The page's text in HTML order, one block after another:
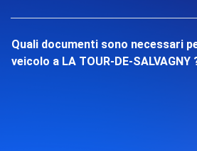
Quali documenti sono necessari
veicolo a LA TOUR-DE-SALVAGNY